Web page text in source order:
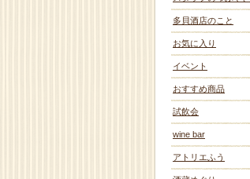
多貝酒店のこと
お気に入り
イベント
おすすめ商品
試飲会
wine bar
アトリエふう